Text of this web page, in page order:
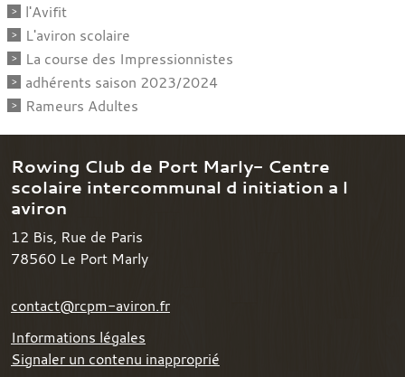
l'Avifit
L'aviron scolaire
La course des Impressionnistes
adhérents saison 2023/2024
Rameurs Adultes
Rowing Club de Port Marly- Centre
scolaire intercommunal d initiation a l
aviron
12 Bis, Rue de Paris
78560 Le Port Marly
contact@rcpm-aviron.fr
Informations légales
Signaler un contenu inapproprié